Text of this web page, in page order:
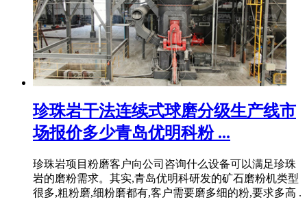
珍珠岩干法连续式球磨分级生产线市
场报价多少青岛优明科粉 ...
珍珠岩项目粉磨客户向公司咨询什么设备可以满足珍珠
岩的磨粉需求。其实,青岛优明科研发的矿石磨粉机类型
很多,粗粉磨,细粉磨都有,客户需要磨多细的粉,要求多高 .